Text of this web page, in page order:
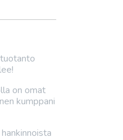
on omat
kumppani